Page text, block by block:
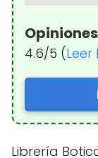
Opiniones
4.6/5 (Leer
Librería